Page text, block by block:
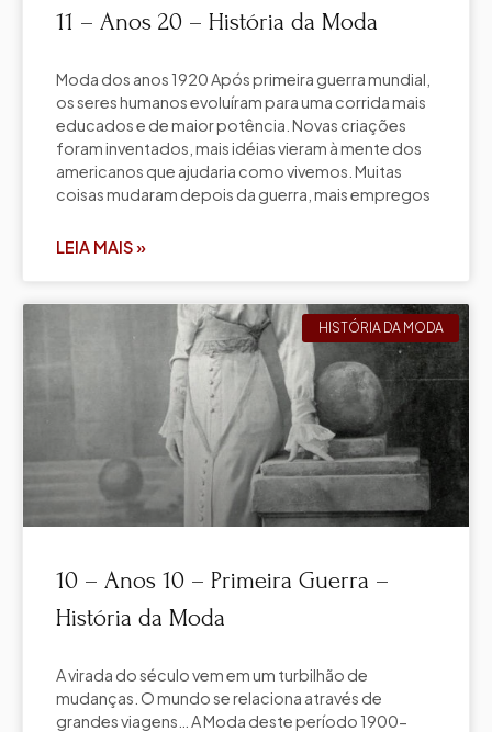
11 – Anos 20 – História da Moda
Moda dos anos 1920 Após primeira guerra mundial,
os seres humanos evoluíram para uma corrida mais
educados e de maior potência. Novas criações
foram inventados, mais idéias vieram à mente dos
americanos que ajudaria como vivemos. Muitas
coisas mudaram depois da guerra, mais empregos
LEIA MAIS »
HISTÓRIA DA MODA
10 – Anos 10 – Primeira Guerra –
História da Moda
A virada do século vem em um turbilhão de
mudanças. O mundo se relaciona através de
grandes viagens… A Moda deste período 1900-